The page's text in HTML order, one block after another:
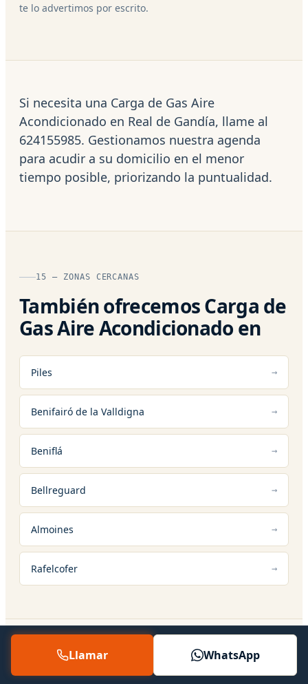
te lo advertimos por escrito.
Si necesita una Carga de Gas Aire
Acondicionado en Real de Gandía, llame al
624155985. Gestionamos nuestra agenda
para acudir a su domicilio en el menor
tiempo posible, priorizando la puntualidad.
15 — ZONAS CERCANAS
También ofrecemos Carga de
Gas Aire Acondicionado en
Piles
Benifairó de la Valldigna
Beniflá
Bellreguard
Almoines
Rafelcofer
12 — SERVICIOS RELACIONADOS
Llamar WhatsApp